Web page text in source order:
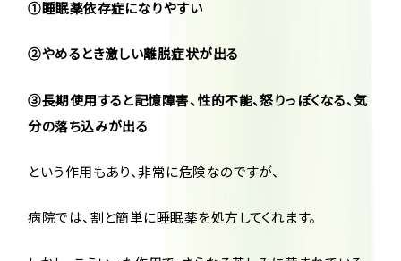
①睡眠薬依存症になりやすい
②やめるとき激しい離脱症状が出る
③長期使用すると記憶障害、性的不能、怒りっぽくなる、気
分の落ち込みが出る
という作用もあり、非常に危険なのですが、
病院では、割と簡単に睡眠薬を処方してくれます。